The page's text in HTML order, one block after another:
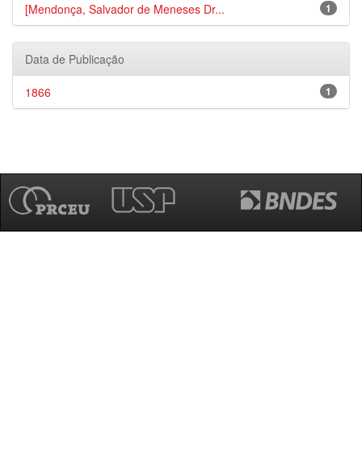
1
[Mendonça, Salvador de Meneses Dr...
Data de Publicação
1
1866